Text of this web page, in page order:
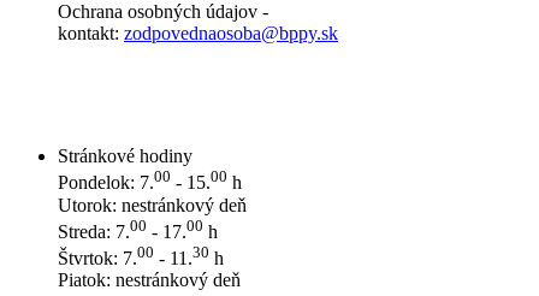
Ochrana osobných údajov -
kontakt: zodpovednaosoba@bppy.sk
Stránkové hodiny
Pondelok: 7.00 - 15.00 h
Utorok: nestránkový deň
Streda: 7.00 - 17.00 h
Štvrtok: 7.00 - 11.30 h
Piatok: nestránkový deň